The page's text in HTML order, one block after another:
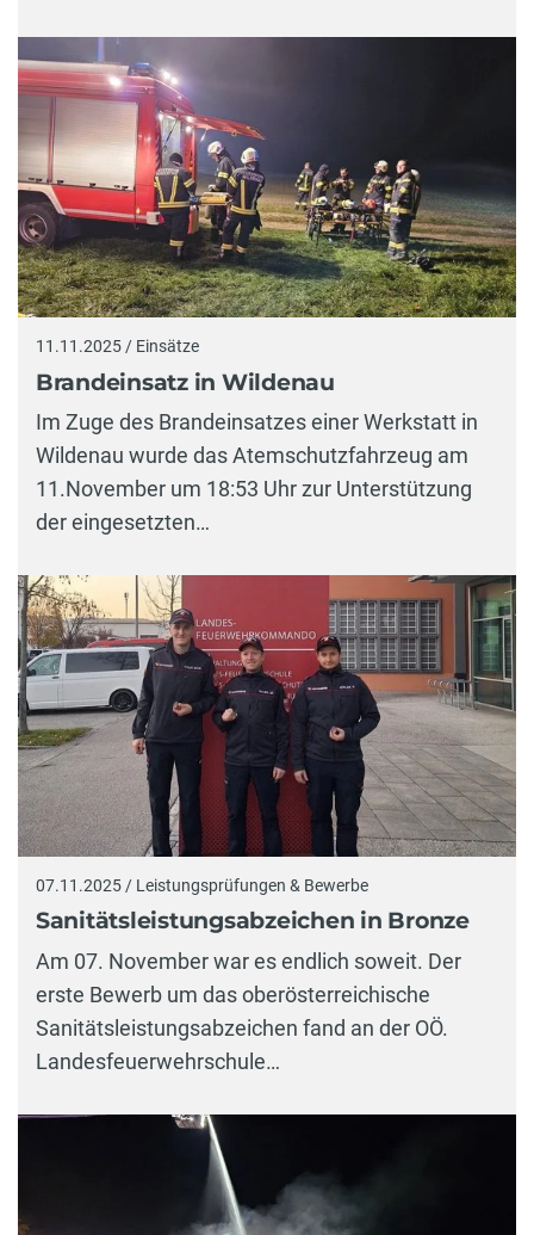
11.11.2025 / Einsätze
Brandeinsatz in Wildenau
Im Zuge des Brandeinsatzes einer Werkstatt in
Wildenau wurde das Atemschutzfahrzeug am
11.November um 18:53 Uhr zur Unterstützung
der eingesetzten…
07.11.2025 / Leistungsprüfungen & Bewerbe
Sanitätsleistungsabzeichen in Bronze
Am 07. November war es endlich soweit. Der
erste Bewerb um das oberösterreichische
Sanitätsleistungsabzeichen fand an der OÖ.
Landesfeuerwehrschule…